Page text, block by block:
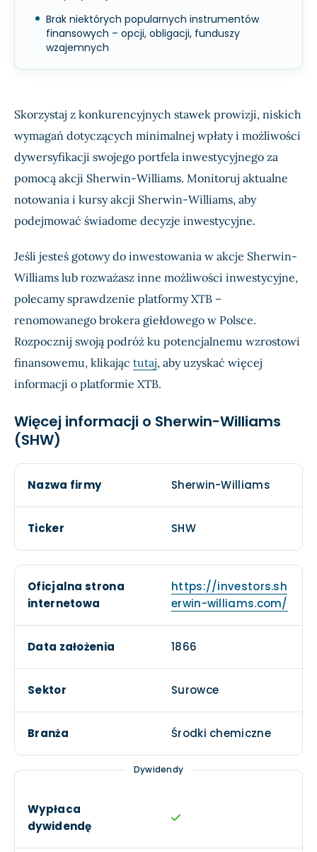
Brak niektórych popularnych instrumentów
finansowych – opcji, obligacji, funduszy
wzajemnych
Skorzystaj z konkurencyjnych stawek prowizji, niskich
wymagań dotyczących minimalnej wpłaty i możliwości
dywersyfikacji swojego portfela inwestycyjnego za
pomocą akcji Sherwin-Williams. Monitoruj aktualne
notowania i kursy akcji Sherwin-Williams, aby
podejmować świadome decyzje inwestycyjne.
Jeśli jesteś gotowy do inwestowania w akcje Sherwin-
Williams lub rozważasz inne możliwości inwestycyjne,
polecamy sprawdzenie platformy XTB –
renomowanego brokera giełdowego w Polsce.
Rozpocznij swoją podróż ku potencjalnemu wzrostowi
finansowemu, klikając tutaj, aby uzyskać więcej
informacji o platformie XTB.
Więcej informacji o Sherwin-Williams
(SHW)
Nazwa firmy Sherwin-Williams
Ticker SHW
Oficjalna strona
internetowa
https://investors.sh
erwin-williams.com/
Data założenia 1866
Sektor Surowce
Branża Środki chemiczne
Dywidendy
Wypłaca
dywidendę